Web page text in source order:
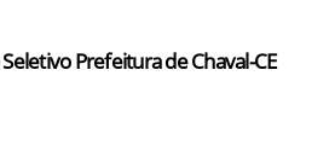
Prefeitura de Chaval-CE